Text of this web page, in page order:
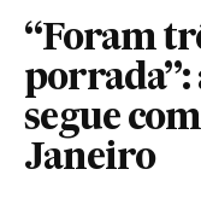
“Foram
segue
Janeiro